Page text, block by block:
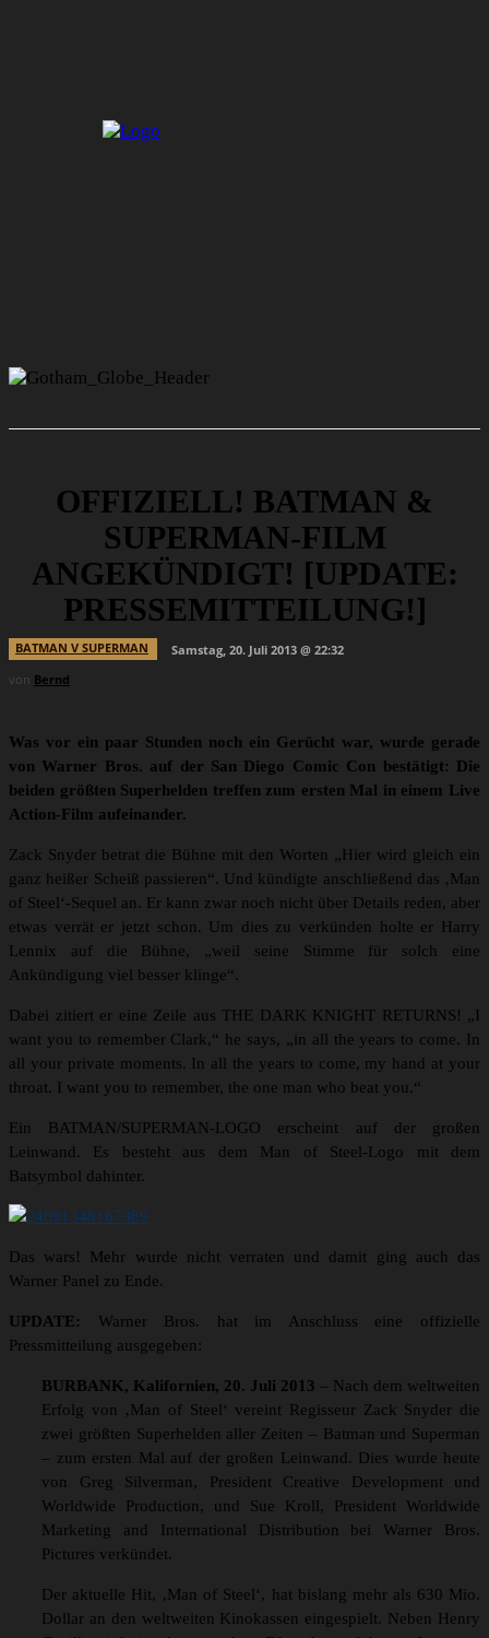
OFFIZIELL! BATMAN &
SUPERMAN-FILM
ANGEKÜNDIGT! [UPDATE:
PRESSEMITTEILUNG!]
BATMAN V SUPERMAN
Samstag, 20. Juli 2013 @ 22:32
von Bernd
Was vor ein paar Stunden noch ein Gerücht war, wurde gerade
von Warner Bros. auf der San Diego Comic Con bestätigt: Die
beiden größten Superhelden treffen zum ersten Mal in einem Live
Action-Film aufeinander.
Zack Snyder betrat die Bühne mit den Worten „Hier wird gleich ein
ganz heißer Scheiß passieren“. Und kündigte anschließend das ‚Man
of Steel‘-Sequel an. Er kann zwar noch nicht über Details reden, aber
etwas verrät er jetzt schon. Um dies zu verkünden holte er Harry
Lennix auf die Bühne, „weil seine Stimme für solch eine
Ankündigung viel besser klinge“.
Dabei zitiert er eine Zeile aus THE DARK KNIGHT RETURNS! „I
want you to remember Clark,“ he says, „in all the years to come. In
all your private moments. In all the years to come, my hand at your
throat. I want you to remember, the one man who beat you.“
Ein BATMAN/SUPERMAN-LOGO erscheint auf der großen
Leinwand. Es besteht aus dem Man of Steel-Logo mit dem
Batsymbol dahinter.
Das wars! Mehr wurde nicht verraten und damit ging auch das
Warner Panel zu Ende.
UPDATE:
Warner Bros. hat im Anschluss eine offizielle
Pressmitteilung ausgegeben:
BURBANK, Kalifornien, 20. Juli 2013 – Nach dem weltweiten
Erfolg von ‚Man of Steel‘ vereint Regisseur Zack Snyder die
zwei größten Superhelden aller Zeiten – Batman und Superman
– zum ersten Mal auf der großen Leinwand. Dies wurde heute
von Greg Silverman, President Creative Development und
Worldwide Production, und Sue Kroll, President Worldwide
Marketing and International Distribution bei Warner Bros.
Pictures verkündet.
Der aktuelle Hit, ‚Man of Steel‘, hat bislang mehr als 630 Mio.
Dollar an den weltweiten Kinokassen eingespielt. Neben Henry